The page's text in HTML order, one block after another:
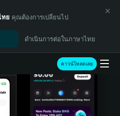
ทย คุณต้องการเปลี่ยนไป
ดำเนินการต่อในภาษาไทย
ดาวน์โหลดเลย